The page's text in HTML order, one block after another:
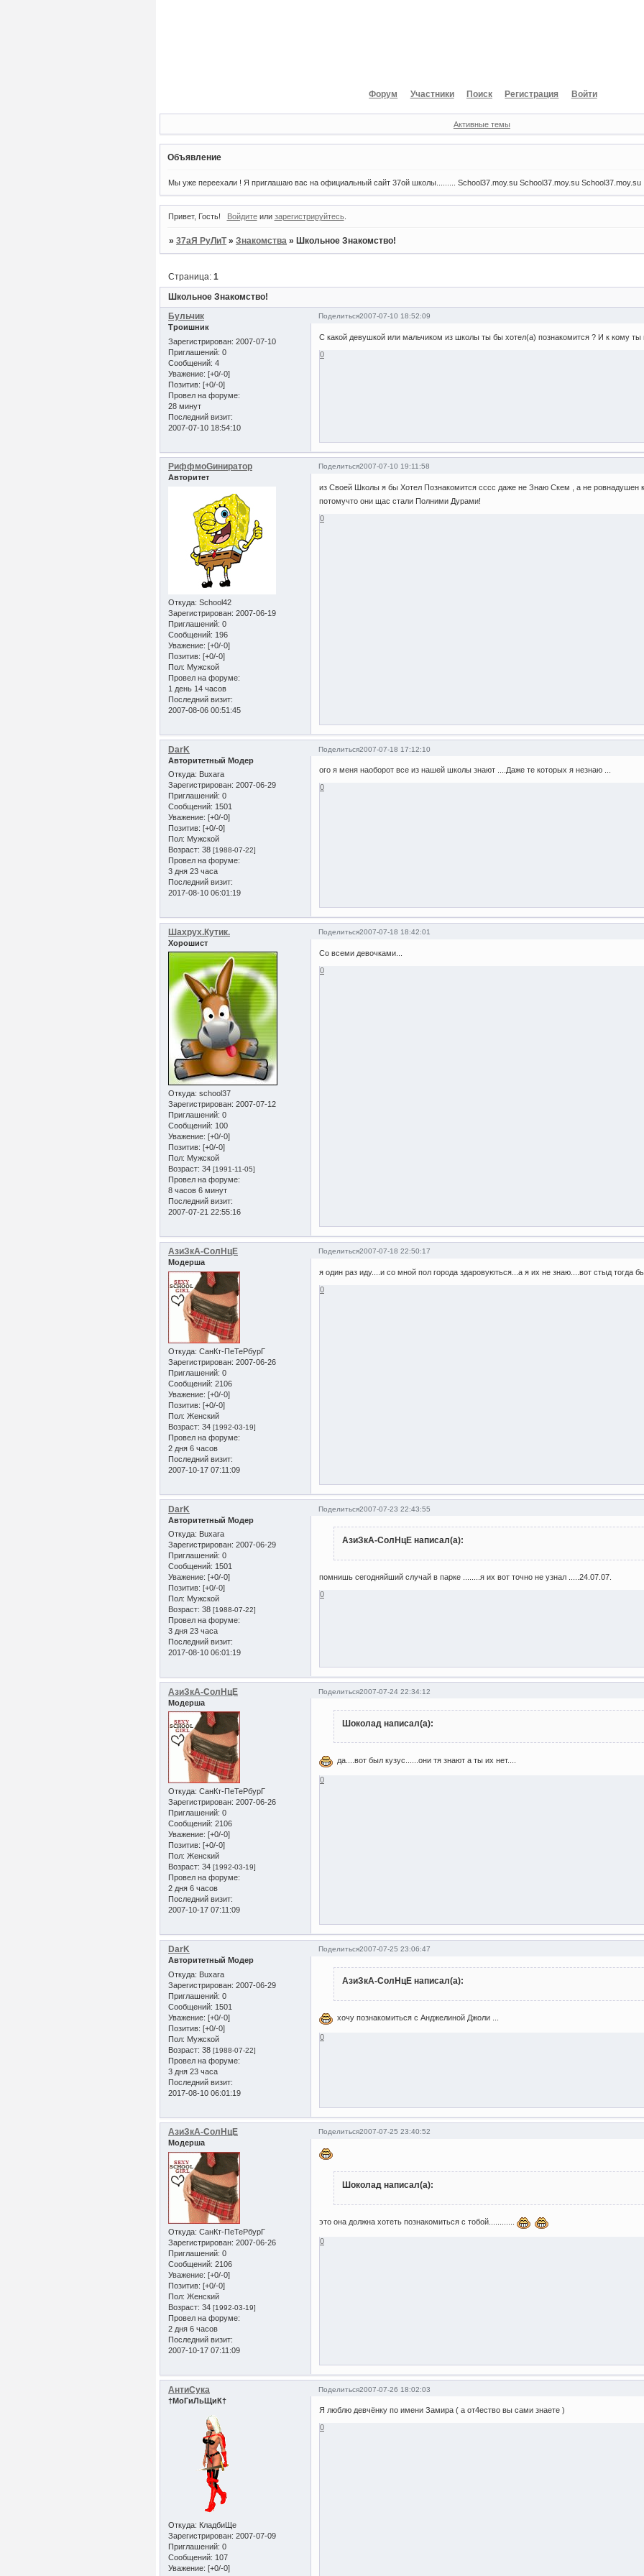
Форум Участники Поиск Регистрация Войти
Активные темы
Объявление
Мы уже переехали ! Я приглашаю вас на официальный сайт 37ой школы......... School37.moy.su School37.moy.su School37.moy.su
Привет, Гость! Войдитеили зарегистрируйтесь.
»37аЯ РуЛиТ »Знакомства »Школьное Знакомство!
Школьное Знакомство!
Страница:1
Поделиться2007-07-10 18:52:09
Бульчик
Троишник
Зарегистрирован: 2007-07-10
Приглашений: 0
Сообщений: 4
Уважение: [+0/-0]
Позитив: [+0/-0]
Провел на форуме:
28 минут
Последний визит:
2007-07-10 18:54:10
С какой девушкой или мальчиком из школы ты бы хотел(а) познакомится ? И к кому
0
Поделиться2007-07-10 19:11:58
РиффмоGиниратор
Авторитет
Откуда: School42
Зарегистрирован: 2007-06-19
Приглашений: 0
Сообщений: 196
Уважение: [+0/-0]
Позитив: [+0/-0]
Пол: Мужской
Провел на форуме:
1 день 14 часов
Последний визит:
2007-08-06 00:51:45
из Своей Школы я бы Хотел Познакомится сссс даже не Знаю Скем , а не
потомучто они щас стали Полними Дурами!
0
Поделиться2007-07-18 17:12:10
DarK
Авторитетный Модер
Откуда: Buxara
Зарегистрирован: 2007-06-29
Приглашений: 0
Сообщений: 1501
Уважение: [+0/-0]
Позитив: [+0/-0]
Пол: Мужской
Возраст: 38 [1988-07-22]
Провел на форуме:
3 дня 23 часа
Последний визит:
2017-08-10 06:01:19
ого я меня наоборот все из нашей школы знают ....Даже те которых я незнаю ...
0
Поделиться2007-07-18 18:42:01
Шахрух.Кутик.
Хорошист
Откуда: school37
Зарегистрирован: 2007-07-12
Приглашений: 0
Сообщений: 100
Уважение: [+0/-0]
Позитив: [+0/-0]
Пол: Мужской
Возраст: 34 [1991-11-05]
Провел на форуме:
8 часов 6 минут
Последний визит:
2007-07-21 22:55:16
Со всеми девочками...
0
Поделиться2007-07-18 22:50:17
АзиЗкА-СолНцЕ
Модерша
Откуда: СанКт-ПеТеРбурГ
Зарегистрирован: 2007-06-26
Приглашений: 0
Сообщений: 2106
Уважение: [+0/-0]
Позитив: [+0/-0]
Пол: Женский
Возраст: 34 [1992-03-19]
Провел на форуме:
2 дня 6 часов
Последний визит:
2007-10-17 07:11:09
я один раз иду....и со мной пол города здаровуються...а я их не знаю....вот стыд тогда
0
Поделиться2007-07-23 22:43:55
DarK
Авторитетный Модер
Откуда: Buxara
Зарегистрирован: 2007-06-29
Приглашений: 0
Сообщений: 1501
Уважение: [+0/-0]
Позитив: [+0/-0]
Пол: Мужской
Возраст: 38 [1988-07-22]
Провел на форуме:
3 дня 23 часа
Последний визит:
2017-08-10 06:01:19
АзиЗкА-СолНцЕ написал(а):
помнишь сегодняйший случай в парке ........я их вот точно не узнал .....24.07.07.
0
Поделиться2007-07-24 22:34:12
АзиЗкА-СолНцЕ
Модерша
Откуда: СанКт-ПеТеРбурГ
Зарегистрирован: 2007-06-26
Приглашений: 0
Сообщений: 2106
Уважение: [+0/-0]
Позитив: [+0/-0]
Пол: Женский
Возраст: 34 [1992-03-19]
Провел на форуме:
2 дня 6 часов
Последний визит:
2007-10-17 07:11:09
Шоколад написал(а):
да....вот был кузус......они тя знают а ты их нет....
0
Поделиться2007-07-25 23:06:47
DarK
Авторитетный Модер
Откуда: Buxara
Зарегистрирован: 2007-06-29
Приглашений: 0
Сообщений: 1501
Уважение: [+0/-0]
Позитив: [+0/-0]
Пол: Мужской
Возраст: 38 [1988-07-22]
Провел на форуме:
3 дня 23 часа
Последний визит:
2017-08-10 06:01:19
АзиЗкА-СолНцЕ написал(а):
хочу познакомиться с Анджелиной Джоли ...
0
Поделиться2007-07-25 23:40:52
АзиЗкА-СолНцЕ
Модерша
Откуда: СанКт-ПеТеРбурГ
Зарегистрирован: 2007-06-26
Приглашений: 0
Сообщений: 2106
Уважение: [+0/-0]
Позитив: [+0/-0]
Пол: Женский
Возраст: 34 [1992-03-19]
Провел на форуме:
2 дня 6 часов
Последний визит:
2007-10-17 07:11:09
Шоколад написал(а):
это она должна хотеть познакомиться с тобой............
0
Поделиться2007-07-26 18:02:03
АнтиСука
†МоГиЛьЩиК†
Откуда: КладбиЩе
Зарегистрирован: 2007-07-09
Приглашений: 0
Сообщений: 107
Уважение: [+0/-0]
Я люблю девчёнку по имени Замира ( а от4ество вы сами знаете )
0